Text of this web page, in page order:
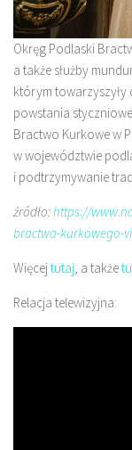
Okręg Podlaski
a także służby
którym towarzyszyły
powstania
Bractwo Kurkowe w
w województwie
i podtrzymywanie
źródło:https://
bractwa-kurkowego-
Więcejtutaj, a także
Relacja telewizyjna: